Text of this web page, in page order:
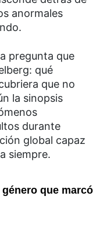
anormales
pregunta que
qué
que no
la sinopsis
durante
global capaz
siempre.
que marcó